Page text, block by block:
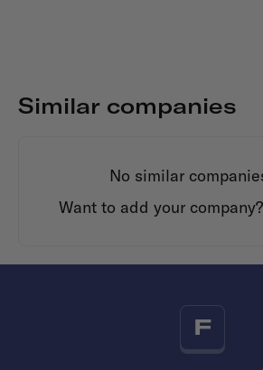
Similar companies
No similar
Want to add your company?
F